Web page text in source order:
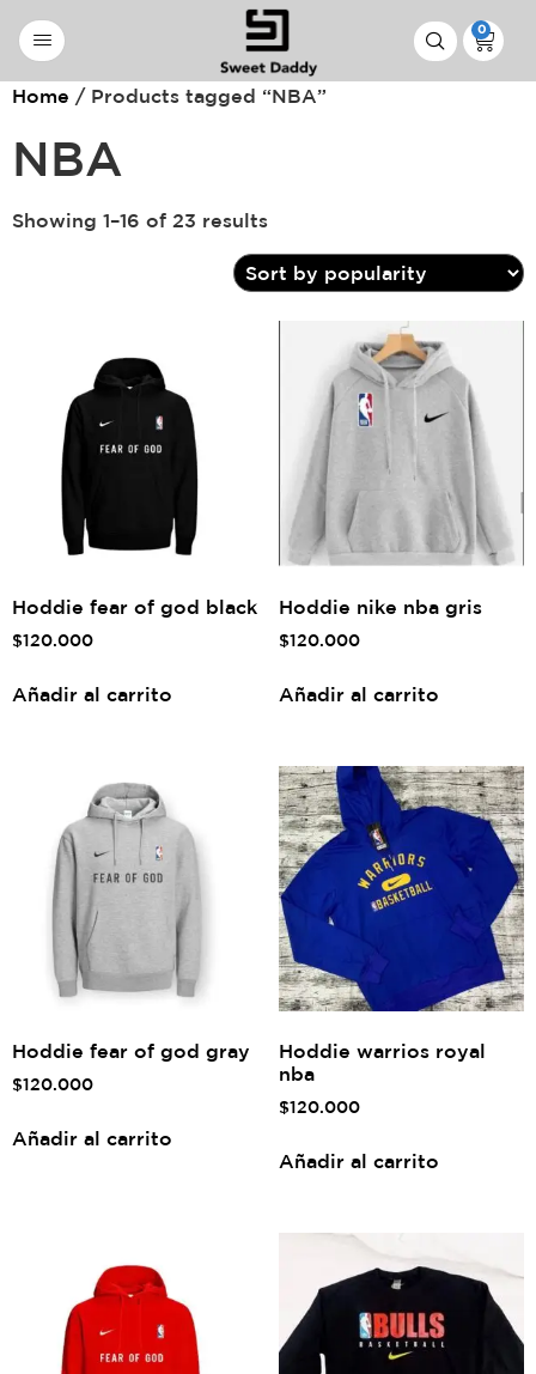
0
Home / Products tagged “NBA”
NBA
Showing 1–16 of 23 results
Hoddie fear of god black
$120.000
Añadir al carrito
Hoddie nike nba gris
$120.000
Añadir al carrito
Hoddie fear of god gray
$120.000
Añadir al carrito
Hoddie warrios royal
nba
$120.000
Añadir al carrito